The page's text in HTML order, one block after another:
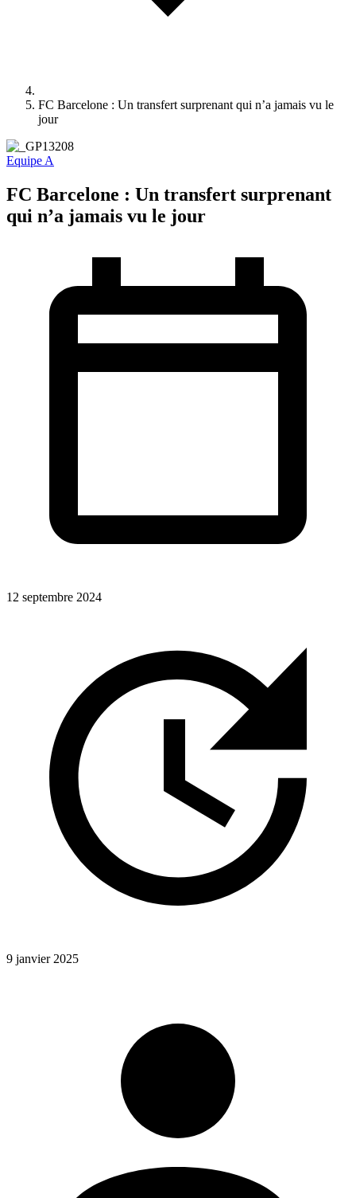
FC Barcelone : Un transfert surprenant qui n’a jamais vu le
jour
Equipe A
FC Barcelone : Un transfert surprenant
qui n’a jamais vu le jour
12 septembre 2024
9 janvier 2025